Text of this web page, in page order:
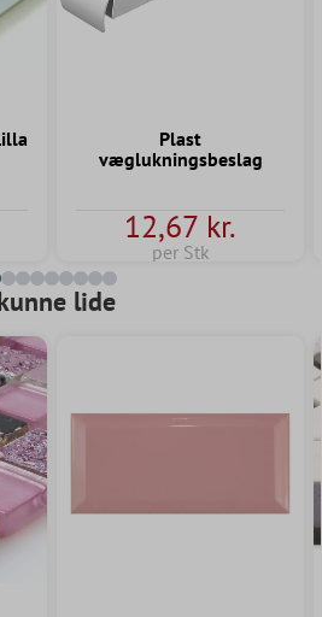
Plast
væglukningsbeslag
12,67 kr.
per Stk
lide